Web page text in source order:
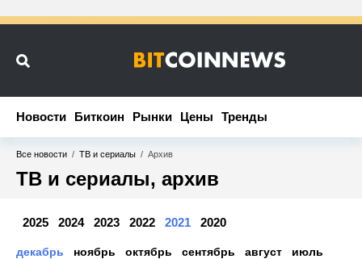
Новости Биткоин Рынки Цены Тренды
Новости Биткоин Рынки Цены Тренды
Все новости / ТВ и сериалы / Архив
ТВ и сериалы, архив
2025 2024 2023 2022 2021 2020
декабрь ноябрь октябрь сентябрь август
июль